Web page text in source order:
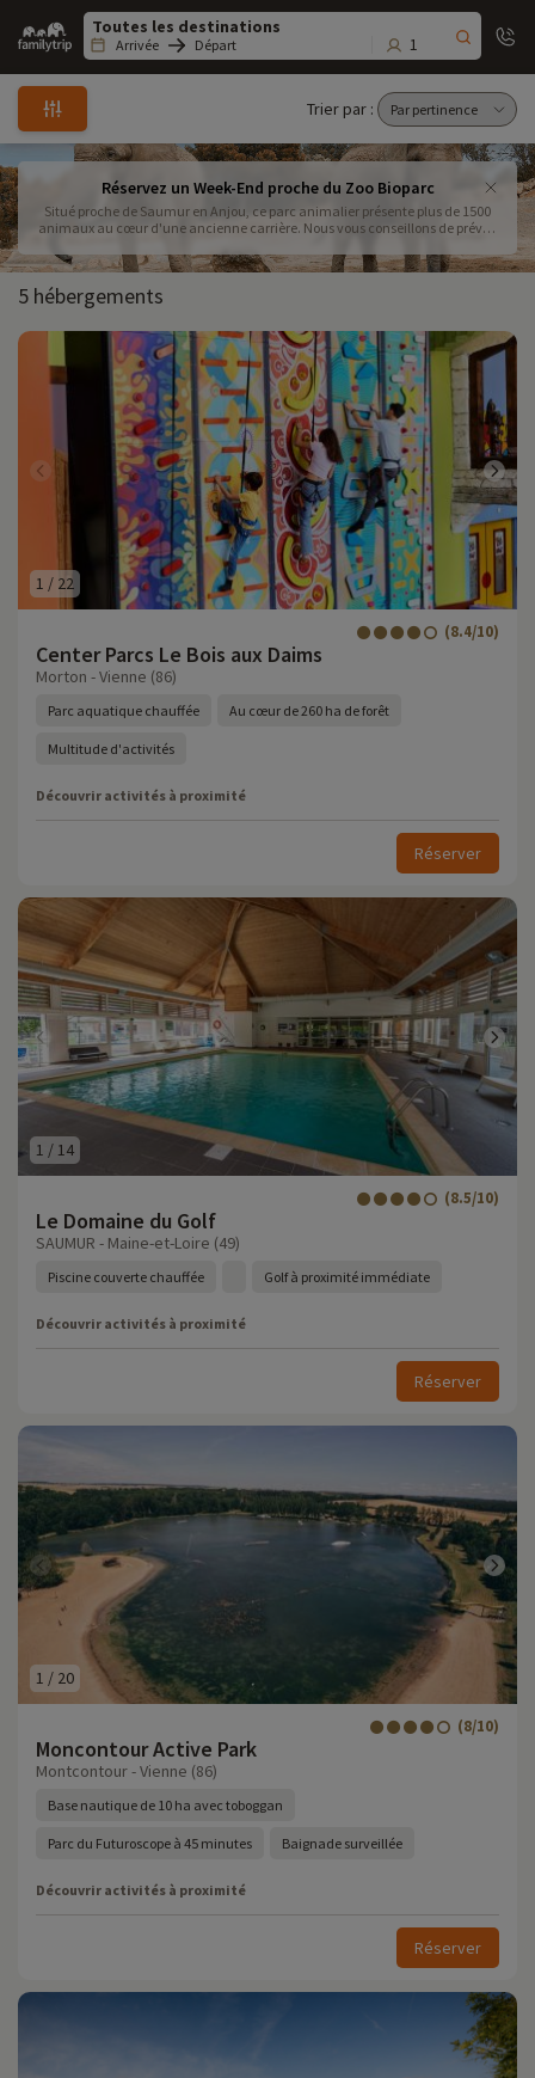
Family
trip
Arrivée Départ 1
Trier par :
Réservez un Week-End proche du Zoo Bioparc
Situé proche de Saumur en Anjou, ce parc animalier présente plus de 1500
animaux au cœur d'une ancienne carrière. Nous vous conseillons de prévoir
novembre et aux vacances de Noël.
5 hébergements
1 / 22
Center Parcs Le Bois aux Daims
(8.4/10)
Morton - Vienne (86)
Parc aquatique chauffée Au cœur de 260 ha de forêt
Multitude d'activités
Découvrir activités à proximité
Réserver
1 / 14
Le Domaine du Golf
(8.5/10)
SAUMUR - Maine-et-Loire (49)
Piscine couverte chauffée Golf à proximité immédiate
Découvrir activités à proximité
Réserver
1 / 20
Moncontour Active Park
(8/10)
Montcontour - Vienne (86)
Base nautique de 10 ha avec toboggan
Parc du Futuroscope à 45 minutes Baignade surveillée
Découvrir activités à proximité
Réserver